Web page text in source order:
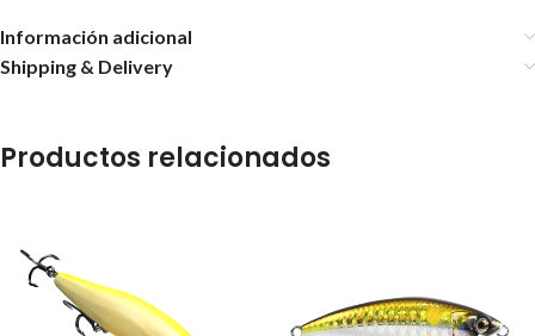
Información adicional
Shipping & Delivery
Productos relacionados